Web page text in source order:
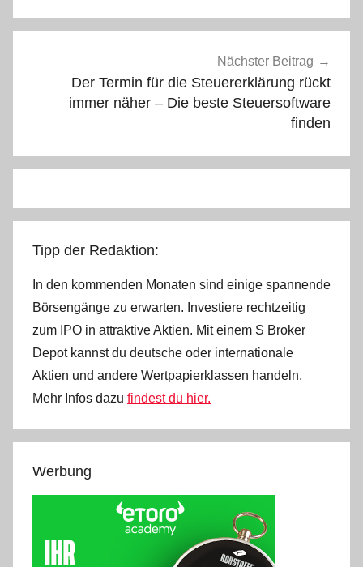
Nächster Beitrag
Der Termin für die Steuererklärung rückt
immer näher – Die beste Steuersoftware
finden
Tipp der Redaktion:
In den kommenden Monaten sind einige spannende
Börsengänge zu erwarten. Investiere rechtzeitig
zum IPO in attraktive Aktien. Mit einem S Broker
Depot kannst du deutsche oder internationale
Aktien und andere Wertpapierklassen handeln.
Mehr Infos dazu findest du hier.
Werbung